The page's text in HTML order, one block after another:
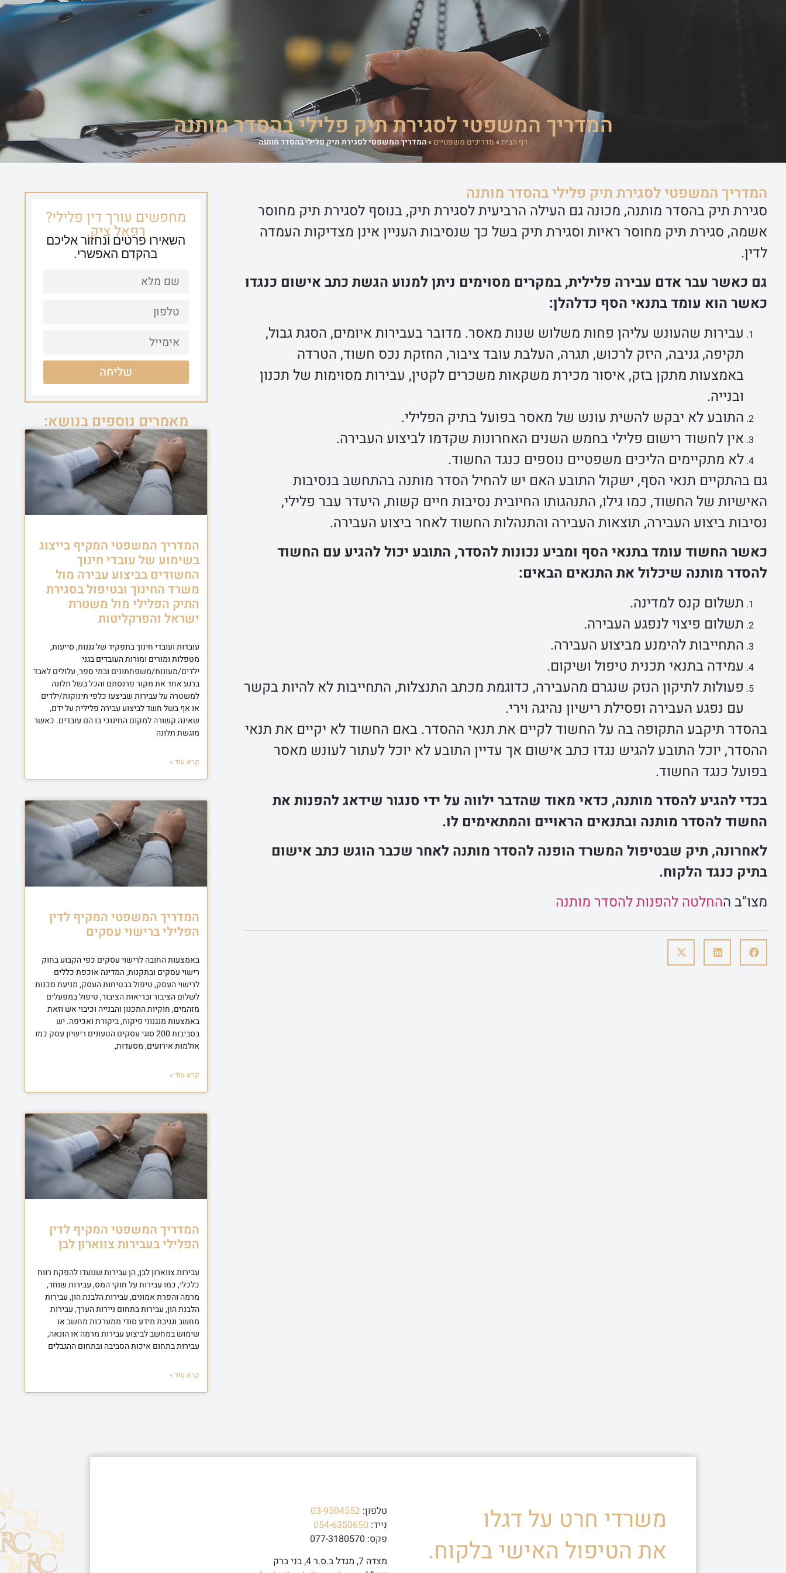
שירותי המשרד אודות המשרד מדריכים משפטיים
המדריך המשפטי לסגירת תיק פלילי בהסדר מותנה
דף הבית» מדריכים משפטיים »המדריך המשפטי לסגירת תיק פלילי בהסדר מותנה
המדריך המשפטי לסגירת תיק פלילי בהסדר מותנה
סגירת תיק בהסדר מותנה, מכונה גם העילה הרביעית לסגירת תיק, בנוסף לסגירת תיק מחוסר
אשמה, סגירת תיק מחוסר ראיות וסגירת תיק בשל כך שנסיבות העניין אינן מצדיקות העמדה
לדין.
גם כאשר עבר אדם עבירה פלילית, במקרים מסוימים ניתן למנוע הגשת כתב אישום כנגדו
כאשר הוא עומד בתנאי הסף כדלהלן:
עבירות שהעונש עליהן פחות משלוש שנות מאסר. מדובר בעבירות איומים, הסגת גבול,
תקיפה, גניבה, היזק לרכוש, תגרה, העלבת עובד ציבור, החזקת נכס חשוד, הטרדה
באמצעות מתקן בזק, איסור מכירת משקאות משכרים לקטין, עבירות מסוימות של תכנון
ובנייה.
התובע לא יבקש להשית עונש של מאסר בפועל בתיק הפלילי.
אין לחשוד רישום פלילי בחמש השנים האחרונות שקדמו לביצוע העבירה.
לא מתקיימים הליכים משפטיים נוספים כנגד החשוד.
גם בהתקיים תנאי הסף, ישקול התובע האם יש להחיל הסדר מותנה בהתחשב בנסיבות
האישיות של החשוד, כמו גילו, התנהגותו החיובית נסיבות חיים קשות, היעדר עבר פלילי,
נסיבות ביצוע העבירה, תוצאות העבירה והתנהלות החשוד לאחר ביצוע העבירה.
כאשר החשוד עומד בתנאי הסף ומביע נכונות להסדר, התובע יכול להגיע עם החשוד
להסדר מותנה שיכלול את התנאים הבאים:
תשלום קנס למדינה.
תשלום פיצוי לנפגע העבירה.
התחייבות להימנע מביצוע העבירה.
עמידה בתנאי תכנית טיפול ושיקום.
פעולות לתיקון הנזק שנגרם מהעבירה, כדוגמת מכתב התנצלות, התחייבות לא להיות בקשר
עם נפגע העבירה ופסילת רישיון נהיגה וירי.
בהסדר תיקבע התקופה בה על החשוד לקיים את תנאי ההסדר. באם החשוד לא יקיים את תנאי
ההסדר, יוכל התובע להגיש נגדו כתב אישום אך עדיין התובע לא יוכל לעתור לעונש מאסר
בפועל כנגד החשוד.
בכדי להגיע להסדר מותנה, כדאי מאוד שהדבר ילווה על ידי סנגור שידאג להפנות את
החשוד להסדר מותנה ובתנאים הראויים והמתאימים לו.
לאחרונה, תיק שבטיפול המשרד הופנה להסדר מותנה לאחר שכבר הוגש כתב אישום
בתיק כנגד הלקוח.
מצו"ב ההחלטה להפנות להסדר מותנה
מחפשים עורך דין פלילי?
רפאל ציק.
השאירו פרטים ונחזור אליכם
בהקדם האפשרי.
שליחה
מאמרים נוספים בנושא:
המדריך המשפטי המקיף בייצוג
בשימוע של עובדי חינוך
החשודים בביצוע עבירה מול
משרד החינוך ובטיפול בסגירת
התיק הפלילי מול משטרת
ישראל והפרקליטות
עובדות ועובדי חינוך בתפקיד של גננות, סייעות,
מטפלות ומורים ומורות העובדים בגני
ילדים/מעונות/משפחתונים ובתי ספר, עלולים לאבד
ברגע אחד את מקור פרנסתם והכל בשל תלונה
למשטרה על עבירות שביצעו כלפי תינוקות/ילדים
או אף בשל חשד לביצוע עבירה פלילית על ידם,
שאינה קשורה למקום החינוכי בו הם עובדים. כאשר
מוגשת תלונה
קרא עוד »
המדריך המשפטי המקיף לדין
הפלילי ברישוי עסקים
באמצעות החובה לרישוי עסקים כפי הקבוע בחוק
רישוי עסקים ובתקנות, המדינה אוכפת כללים
לרישוי העסק, טיפול בבטיחות העסק, מניעת סכנות
לשלום הציבור ובריאות הציבור, טיפול במפעלים
מזהמים, חוקיות התכנון והבנייה וכיבוי אש וזאת
באמצעות מנגנוני פיקוח, ביקורת ואכיפה. יש
בסביבות 200 סוגי עסקים הטעונים רישיון עסק כמו
אולמות אירועים, מסעדות,
קרא עוד »
המדריך המשפטי המקיף לדין
הפלילי בעבירות צווארון לבן
עבירות צווארון לבן, הן עבירות שנועדו להפקת רווח
כלכלי, כמו עבירות על חוקי המס, עבירות שוחד,
מרמה והפרת אמונים, עבירות הלבנת הון, עבירות
הלבנת הון, עבירות בתחום ניירות הערך, עבירות
מחשב וגניבת מידע סודי ממערכות מחשב או
שימוש במחשב לביצוע עבירות מרמה או הונאה,
עבירות בתחום איכות הסביבה ובתחום ההגבלים
קרא עוד »
משרדי חרט על דגלו
את הטיפול האישי בלקוח.
טלפון: 03-9504552
נייד: 054-6350650
פקס: 077-3180570
מצדה 7, מגדל ב.ס.ר 4, בני ברק